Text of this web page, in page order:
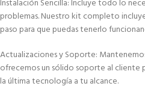
Instalación Sencilla: Incluye todo lo
problemas. Nuestro kit completo
paso para que puedas tenerlo
Actualizaciones y Soporte:
ofrecemos un sólido soporte al cliente
la última tecnología a tu alcance.